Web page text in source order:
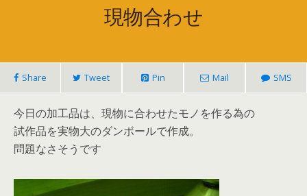
現物合わせ
Share Tweet Pin Mail SMS
今日の加工品は、現物に合わせたモノを作る為の
試作品を実物大のダンボールで作成。
問題なさそうです